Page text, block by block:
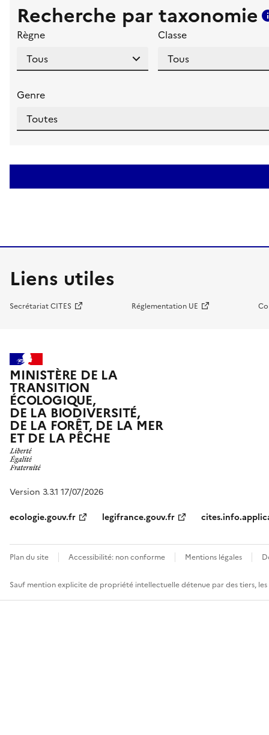
Recherche par taxonomie
Règne Classe
Genre
Liens utiles
Secrétariat CITES Réglementation UE
MINISTÈRE DE LA
TRANSITION
ÉCOLOGIQUE,
DE LA BIODIVERSITÉ,
DE LA FORÊT, DE LA MER
ET DE LA PÊCHE
Version 3.3.1 17/07/2026
ecologie.gouv.fr
legifrance.gouv.fr
Plan du site Accessibilité: non conforme Mentions légales
Sauf mention explicite de propriété intellectuelle détenue par des tiers,